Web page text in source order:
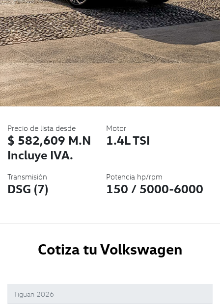
Precio de lista desde
$ 582,609 M.N
Incluye IVA.
Motor
1.4L TSI
Transmisión
DSG (7)
Potencia hp/rpm
150 / 5000-6000
Cotiza tu Volkswagen